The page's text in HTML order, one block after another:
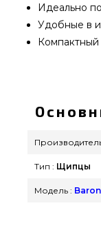
Идеально
Удобные в
King,
грн. в
Смотрите и
нашим
(044) 334-
Тип : Щипцы
Модель : Baron